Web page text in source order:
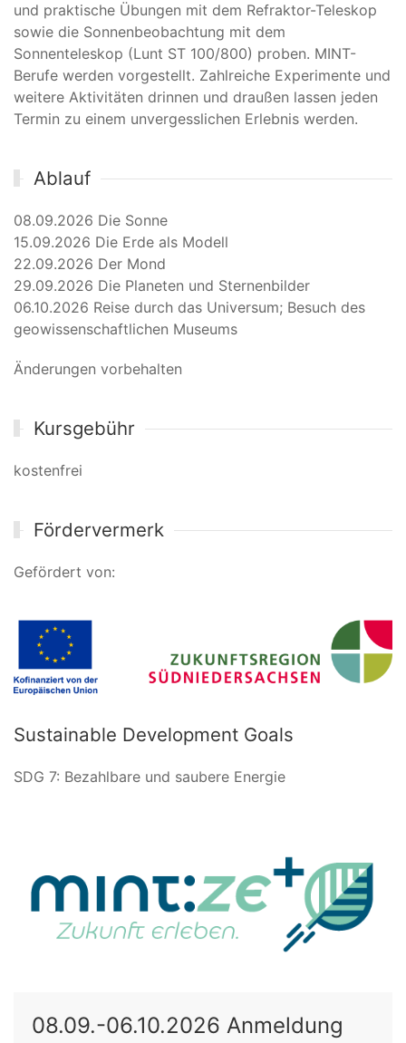
und praktische Übungen mit dem Refraktor-Teleskop
sowie die Sonnenbeobachtung mit dem
Sonnenteleskop (Lunt ST 100/800) proben. MINT-
Berufe werden vorgestellt. Zahlreiche Experimente und
weitere Aktivitäten drinnen und draußen lassen jeden
Termin zu einem unvergesslichen Erlebnis werden.
Ablauf
08.09.2026 Die Sonne
15.09.2026 Die Erde als Modell
22.09.2026 Der Mond
29.09.2026 Die Planeten und Sternenbilder
06.10.2026 Reise durch das Universum; Besuch des
geowissenschaftlichen Museums
Änderungen vorbehalten
Kursgebühr
kostenfrei
Fördervermerk
Gefördert von:
Sustainable Development Goals
SDG 7: Bezahlbare und saubere Energie
08.09.-06.10.2026 Anmeldung